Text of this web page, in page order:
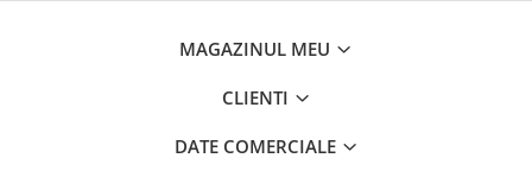
MAGAZINUL MEU
CLIENTI
DATE COMERCIALE